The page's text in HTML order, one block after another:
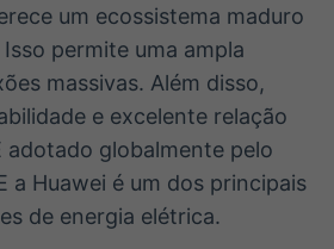
um ecossistema maduro
permite uma ampla
massivas. Além disso,
e excelente relação
globalmente pelo
a Huawei é um dos principais
de energia elétrica.